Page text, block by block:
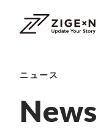
ニュース
News